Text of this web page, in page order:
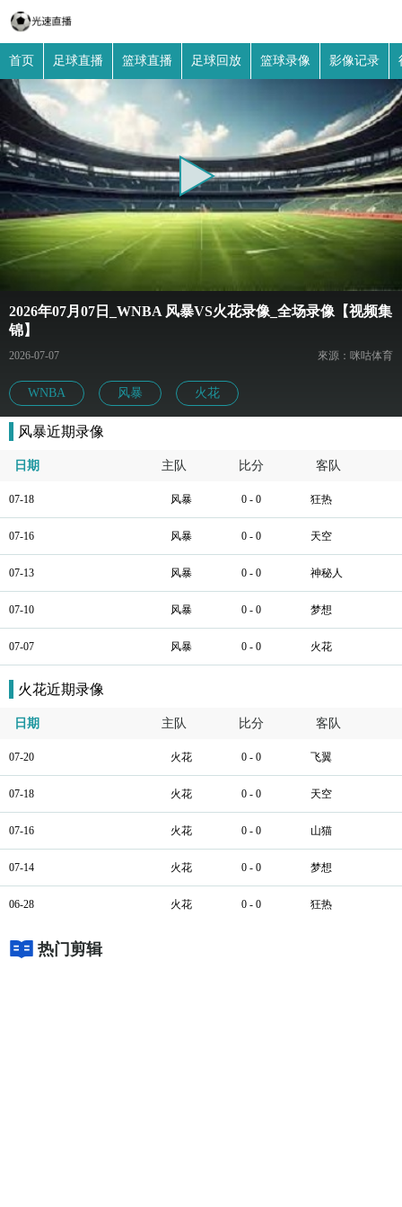
首页 足球直播 篮球直播 足球回放 篮球录像 影像记录
2026年07月07日_WNBA 风暴VS火花录像_全场录像【视频集
锦】
2026-07-07 來源：咪咕体育
WNBA 风暴 火花
风暴近期录像
日期 主队 比分 客队
07-18 风暴 0 - 0 狂热
07-16 风暴 0 - 0 天空
07-13 风暴 0 - 0 神秘人
07-10 风暴 0 - 0 梦想
07-07 风暴 0 - 0 火花
火花近期录像
日期 主队 比分 客队
07-20 火花 0 - 0 飞翼
07-18 火花 0 - 0 天空
07-16 火花 0 - 0 山猫
07-14 火花 0 - 0 梦想
06-28 火花 0 - 0 狂热
热门剪辑